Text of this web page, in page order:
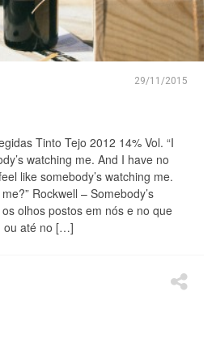
29/11/2015
Tinto Tejo 2012 14% Vol. “I
watching me. And I have no
like somebody’s watching me.
Rockwell – Somebody’s
olhos postos em nós e no que
ou até no […]